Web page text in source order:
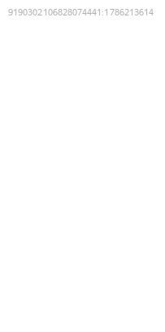
9190302106828074441 :1786213614